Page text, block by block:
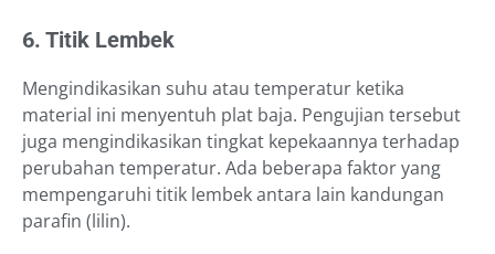
6. Titik Lembek
Mengindikasikan suhu atau temperatur ketika
material ini menyentuh plat baja. Pengujian tersebut
juga mengindikasikan tingkat kepekaannya terhadap
perubahan temperatur. Ada beberapa faktor yang
mempengaruhi titik lembek antara lain kandungan
parafin (lilin).